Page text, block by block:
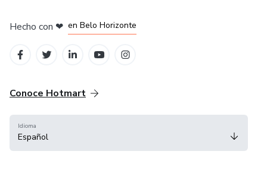
Hecho con ❤ en Belo Horizonte
Conoce Hotmart
Idioma
Español